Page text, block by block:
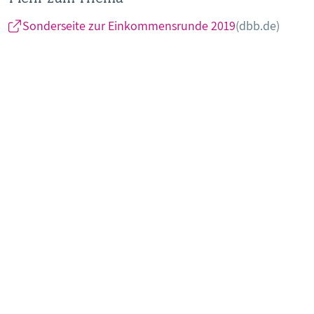
Sonderseite zur Einkommensrunde 2019(dbb.de)